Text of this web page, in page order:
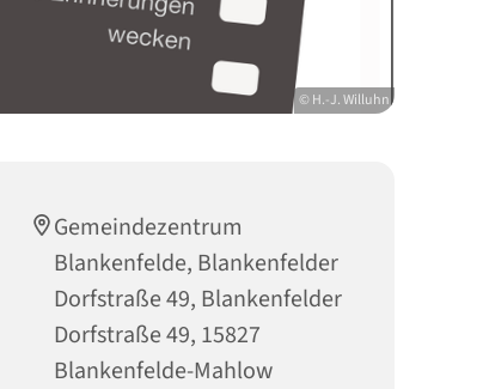
© H.-J. Willuhn
Gemeindezentrum
Blankenfelde, Blankenfelder
Dorfstraße 49, Blankenfelder
Dorfstraße 49, 15827
Blankenfelde-Mahlow